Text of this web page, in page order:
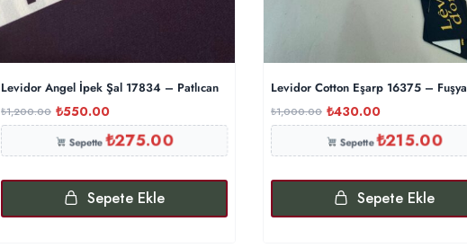
Levidor Angel İpek Şal 17834 – Patlıcan
₺1,200.00 ₺550.00
Sepette₺275.00
Sepete Ekle
Levidor Cotton Eşarp 16375 – Fuşya
₺1,000.00 ₺430.00
Sepette₺215.00
Sepete Ekle